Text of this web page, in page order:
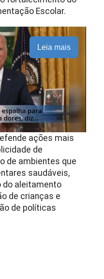
Escolar.
Leia mais
ações mais
de
de ambientes que
saudáveis,
do aleitamento
de crianças e
de políticas